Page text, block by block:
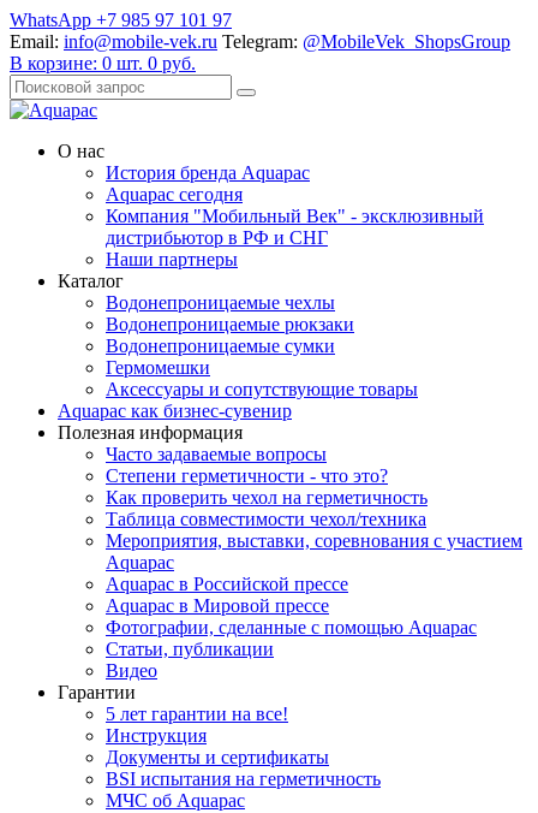
WhatsApp +7 985 97 101 97
Email: info@mobile-vek.ru Telegram: @MobileVek_ShopsGroup
В корзине: 0 шт. 0 руб.
О нас
История бренда Aquapac
Aquapac cегодня
Компания "Мобильный Век" - эксклюзивный
дистрибьютор в РФ и СНГ
Наши партнеры
Каталог
Водонепроницаемые чехлы
Водонепроницаемые рюкзаки
Водонепроницаемые сумки
Гермомешки
Аксессуары и сопутствующие товары
Aquapac как бизнес-сувенир
Полезная информация
Часто задаваемые вопросы
Степени герметичности - что это?
Как проверить чехол на герметичность
Таблица совместимости чехол/техника
Мероприятия, выставки, соревнования с участием
Aquapac
Aquapac в Российской прессе
Aquapac в Мировой прессе
Фотографии, сделанные с помощью Aquapac
Статьи, публикации
Видео
Гарантии
5 лет гарантии на все!
Инструкция
Документы и сертификаты
BSI испытания на герметичность
МЧС об Aquapac